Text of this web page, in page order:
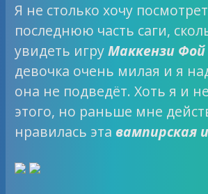
Я не столько хочу
последнюю часть саги,
увидеть игруМаккензи Фой
девочка очень милая и я
она не подведёт. Хоть я и
этого, но раньше мне
нравилась эта вампирская